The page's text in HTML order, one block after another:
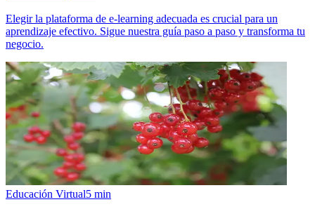
Elegir la plataforma de e-learning adecuada es crucial para un
aprendizaje efectivo. Sigue nuestra guía paso a paso y transforma tu
negocio.
Educación Virtual5 min